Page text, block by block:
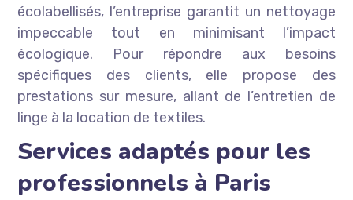
écolabellisés, l’entreprise garantit un nettoyage
impeccable tout en minimisant l’impact
écologique. Pour répondre aux besoins
spécifiques des clients, elle propose des
prestations sur mesure, allant de l’entretien de
linge à la location de textiles.
Services adaptés pour les
professionnels à Paris